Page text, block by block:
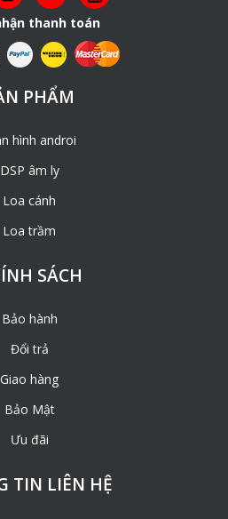
thanh toán
PHẨM
hình androi
DSP âm ly
Loa cánh
Loa trầm
SÁCH
Bảo hành
Đổi trả
Giao hàng
Bảo Mật
Ưu đãi
TIN LIÊN HỆ